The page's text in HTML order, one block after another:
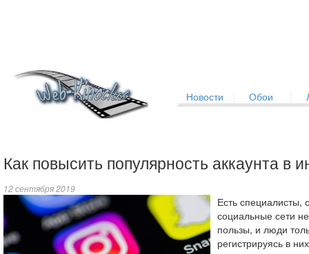
Новости Обои
Как повысить популярность аккаунта в
12 сентября 2019
Есть специалисты,
социальные сети
пользы, и люди
регистрируясь в